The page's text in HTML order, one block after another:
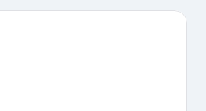
Palacio de Lucerna. Encontrarás